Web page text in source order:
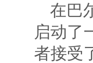
在巴
启动了
者接受